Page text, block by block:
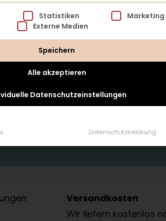
zu Marketingzwecken und der
Für weitere Infos zum
Versandkosten
Wir liefern kostenlos
Service-Gruppen, für die eine
Statistiken
Marketing
Externe Medien
Speichern
Alle akzeptieren
Datenschutzeinstellungen
Datenschutzerklärung